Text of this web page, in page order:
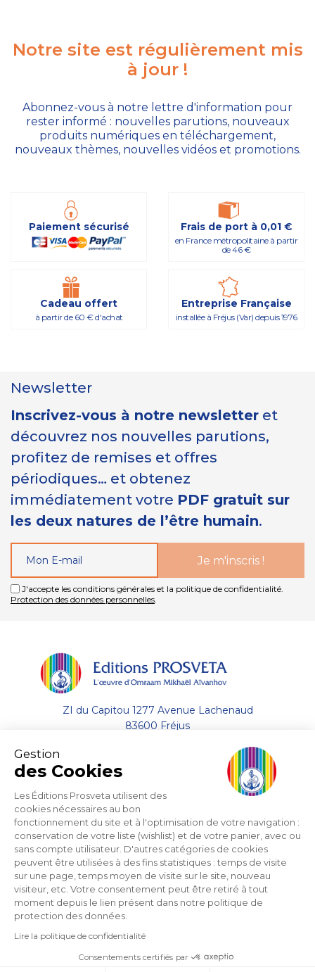
Gestion
des Cookies
Les Éditions Prosveta utilisent des
cookies nécessaires au bon
fonctionnement du site et à l'optimisation de votre navigation :
conservation de votre liste (wishlist) et de votre panier, avec ou
sans compte utilisateur. D'autres catégories de cookies
peuvent être utilisées à des fins statistiques : temps de visite
sur une page, temps moyen de visite sur le site, nouveau
visiteur, etc. Votre consentement peut être retiré à tout
moment depuis le lien présent dans notre politique de
protection des données.
Lire la politique de confidentialité
Consentements certifiés par
Le yoga du
soleil (MP3)
9,80 €
La Nature, reflet
et écho de
l'Esprit
47,50 €
Règles d'or
pour la vie
quotidienne
9,80 €
Les mystères de
Iésod - Les
fondements de
la vie spirituelle
23,50 €
Les Splendeurs
de Tiphéreth -
Le soleil dans la
pratique
spirituelle
La voie du
silence
9,80 €
L'amour, source
des énergies
(MP3)
7,80 €
La Bible, miroir
de la création -
Commentaires
de l'Ancien
Testament
La nouvelle
Terre -
Méthodes,
exercices,
formules,
La deuxième
naissance -
Amour, Sagesse,
Vérité
23,50 €
Langage
symbolique,
langage de la
nature
23,50 €
Notre site est régulièrement mis
à jour !
Abonnez-vous à notre lettre d'information pour
rester informé : nouvelles parutions, nouveaux
produits numériques en téléchargement,
nouveaux thèmes, nouvelles vidéos et promotions.
Paiement sécurisé Frais de port à 0,01 €
en France métropolitaine à partir
de 46 €
Cadeau offert
à partir de 60 € d'achat
Entreprise Française
installée à Fréjus (Var) depuis 1976
Newsletter
Inscrivez-vous à notre newsletter et
découvrez nos nouvelles parutions,
profitez de remises et offres
périodiques… et obtenez
immédiatement votre PDF gratuit sur
les deux natures de l’être humain.
J'accepte les conditions générales et la politique de confidentialité.
Protection des données personnelles.
ZI du Capitou 1277 Avenue Lachenaud
83600 Fréjus
Envoyer un email
A propos
Aide
Support